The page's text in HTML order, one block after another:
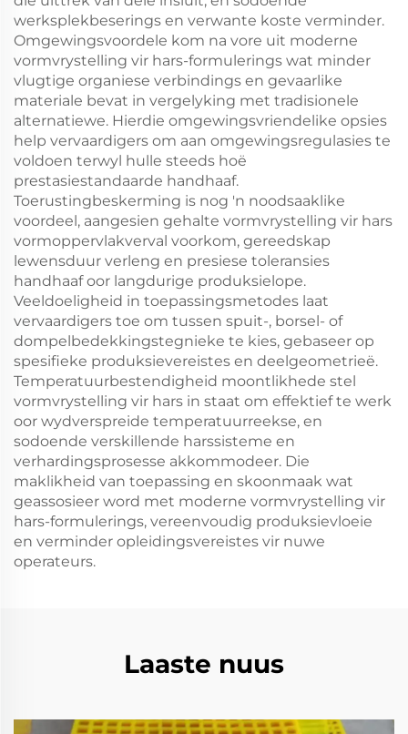
werksplekbeserings en verwante koste verminder.
Omgewingsvoordele kom na vore uit moderne
vormvrystelling vir hars-formulerings wat minder
vlugtige organiese verbindings en gevaarlike
materiale bevat in vergelyking met tradisionele
alternatiewe. Hierdie omgewingsvriendelike opsies
help vervaardigers om aan omgewingsregulasies te
voldoen terwyl hulle steeds hoë
prestasiestandaarde handhaaf.
Toerustingbeskerming is nog 'n noodsaaklike
voordeel, aangesien gehalte vormvrystelling vir hars
vormoppervlakverval voorkom, gereedskap
lewensduur verleng en presiese toleransies
handhaaf oor langdurige produksielope.
Veeldoeligheid in toepassingsmetodes laat
vervaardigers toe om tussen spuit-, borsel- of
dompelbedekkingstegnieke te kies, gebaseer op
spesifieke produksievereistes en deelgeometrieë.
Temperatuurbestendigheid moontlikhede stel
vormvrystelling vir hars in staat om effektief te werk
oor wydverspreide temperatuurreekse, en
sodoende verskillende harssisteme en
verhardingsprosesse akkommodeer. Die
maklikheid van toepassing en skoonmaak wat
geassosieer word met moderne vormvrystelling vir
hars-formulerings, vereenvoudig produksievloeie
en verminder opleidingsvereistes vir nuwe
operateurs.
Laaste nuus